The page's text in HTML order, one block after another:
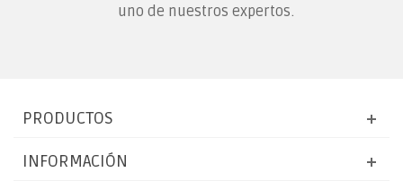
uno de nuestros expertos.
PRODUCTOS
INFORMACIÓN